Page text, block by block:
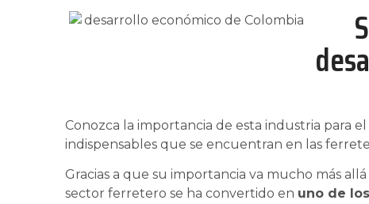
Conozca la importancia de esta industria para
indispensables que se encuentran en las
Gracias a que su importancia va mucho más
sector ferretero se ha convertido en uno de